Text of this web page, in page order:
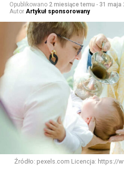
Opublikowano 2 miesiące temu - 31 maja
Autor Artykuł sponsorowany
Źródło: pexels.com Licencja: https://